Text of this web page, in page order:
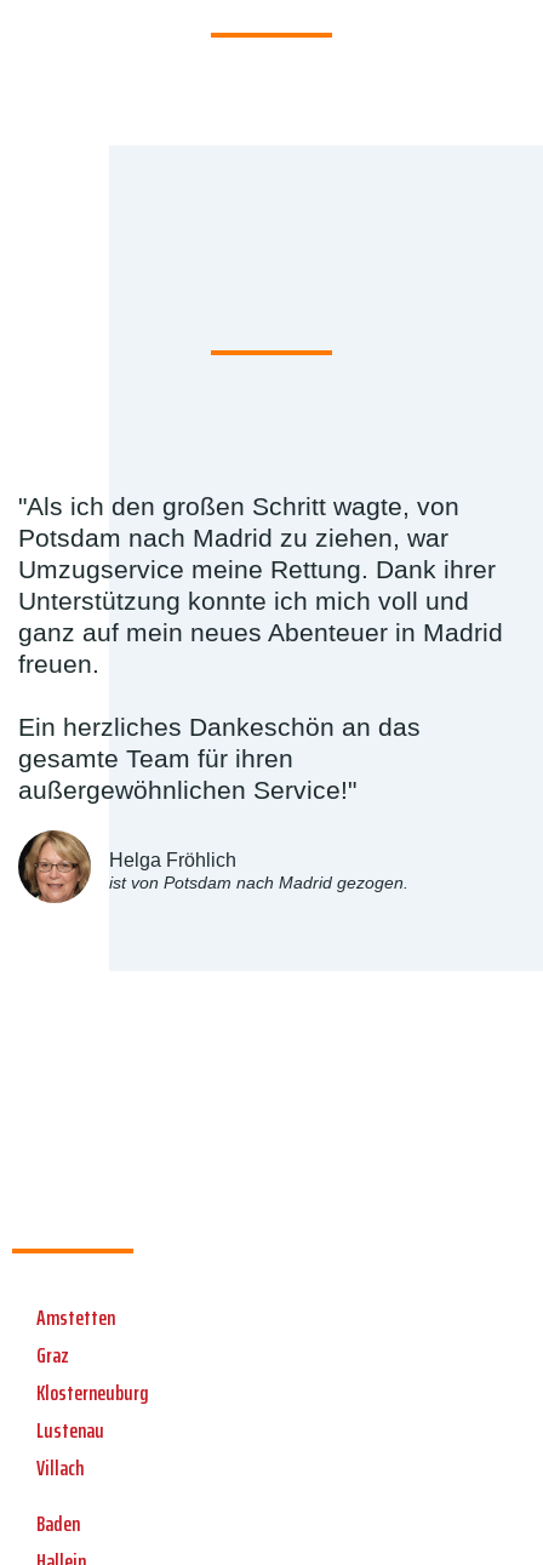
"Als ich den großen Schritt wagte, von
Potsdam nach Madrid zu ziehen, war
Umzugservice meine Rettung. Dank ihrer
Unterstützung konnte ich mich voll und
ganz auf mein neues Abenteuer in Madrid
freuen.
Ein herzliches Dankeschön an das
gesamte Team für ihren
außergewöhnlichen Service!"
Helga Fröhlich
ist von Potsdam nach Madrid gezogen.
Amstetten
Graz
Klosterneuburg
Lustenau
Villach
Baden